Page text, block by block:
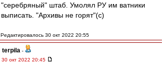
"серебряный" штаб. Умолял РУ им ватники
выписать. "Архивы не горят"(с)
Редактировалось 30 окт 2022 20:55
terpila -
30 окт 2022 20:45